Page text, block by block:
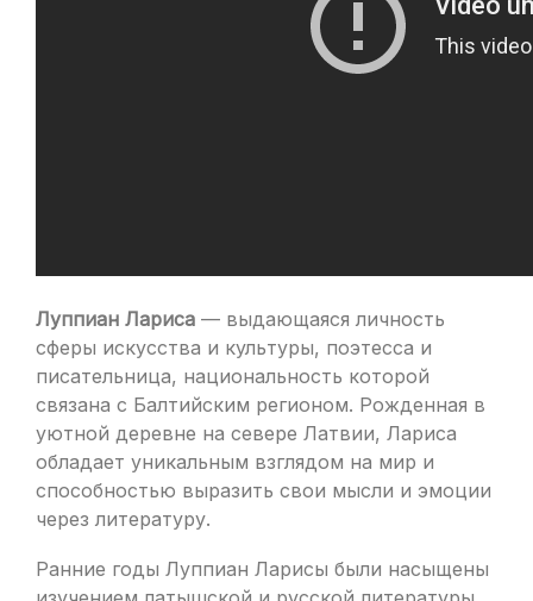
Луппиан Лариса — выдающаяся личность
сферы искусства и культуры, поэтесса и
писательница, национальность которой
связана с Балтийским регионом. Рожденная в
уютной деревне на севере Латвии, Лариса
обладает уникальным взглядом на мир и
способностью выразить свои мысли и эмоции
через литературу.
Ранние годы Луппиан Ларисы были насыщены